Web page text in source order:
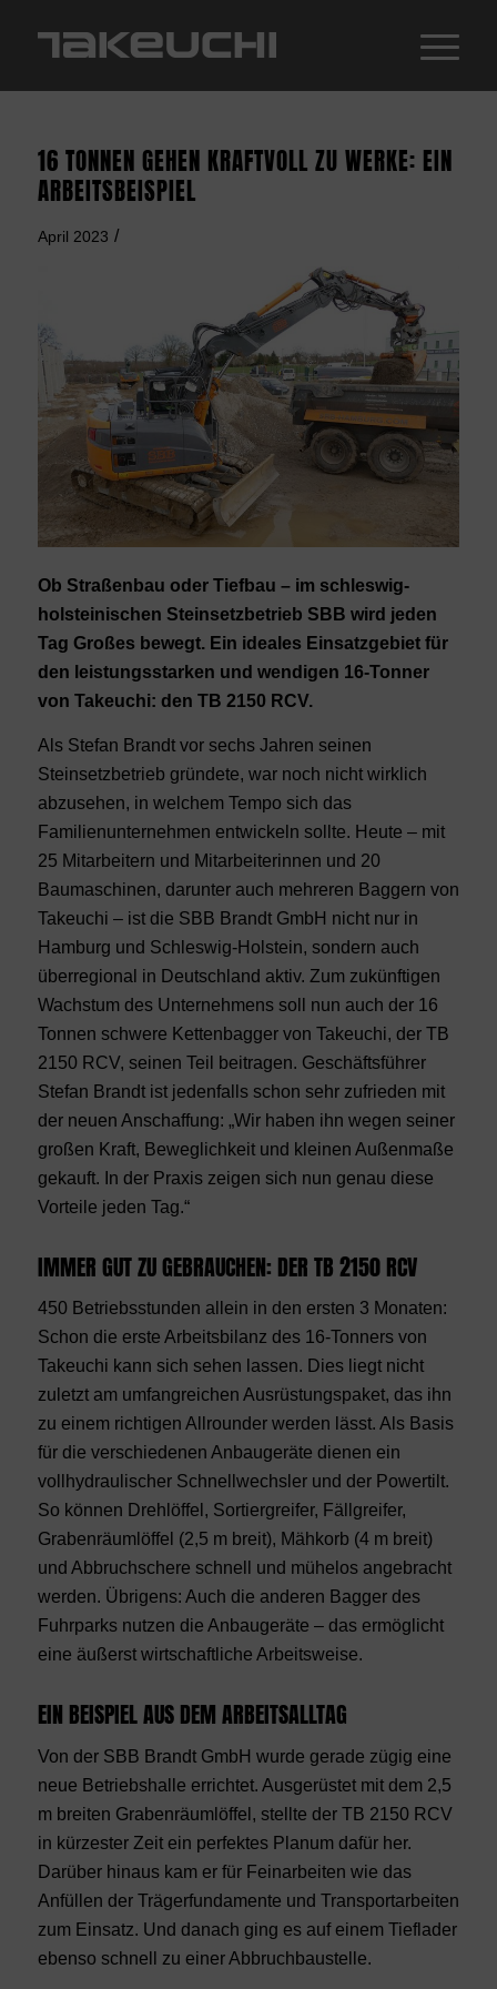
16 TONNEN GEHEN KRAFTVOLL ZU WERKE: EIN
ARBEITSBEISPIEL
April 2023 /
Ob Straßenbau oder Tiefbau – im schleswig-
holsteinischen Steinsetzbetrieb SBB wird jeden
Tag Großes bewegt. Ein ideales Einsatzgebiet für
den leistungsstarken und wendigen 16-Tonner
von Takeuchi: den TB 2150 RCV.
Als Stefan Brandt vor sechs Jahren seinen
Steinsetzbetrieb gründete, war noch nicht wirklich
abzusehen, in welchem Tempo sich das
Familienunternehmen entwickeln sollte. Heute – mit
25 Mitarbeitern und Mitarbeiterinnen und 20
Baumaschinen, darunter auch mehreren Baggern von
Takeuchi – ist die SBB Brandt GmbH nicht nur in
Hamburg und Schleswig-Holstein, sondern auch
überregional in Deutschland aktiv. Zum zukünftigen
Wachstum des Unternehmens soll nun auch der 16
Tonnen schwere Kettenbagger von Takeuchi, der TB
2150 RCV, seinen Teil beitragen. Geschäftsführer
Stefan Brandt ist jedenfalls schon sehr zufrieden mit
der neuen Anschaffung: „Wir haben ihn wegen seiner
großen Kraft, Beweglichkeit und kleinen Außenmaße
gekauft. In der Praxis zeigen sich nun genau diese
Vorteile jeden Tag.“
IMMER GUT ZU GEBRAUCHEN: DER TB 2150 RCV
450 Betriebsstunden allein in den ersten 3 Monaten:
Schon die erste Arbeitsbilanz des 16-Tonners von
Takeuchi kann sich sehen lassen. Dies liegt nicht
zuletzt am umfangreichen Ausrüstungspaket, das ihn
zu einem richtigen Allrounder werden lässt. Als Basis
für die verschiedenen Anbaugeräte dienen ein
vollhydraulischer Schnellwechsler und der Powertilt.
So können Drehlöffel, Sortiergreifer, Fällgreifer,
Grabenräumlöffel (2,5 m breit), Mähkorb (4 m breit)
und Abbruchschere schnell und mühelos angebracht
werden. Übrigens: Auch die anderen Bagger des
Fuhrparks nutzen die Anbaugeräte – das ermöglicht
eine äußerst wirtschaftliche Arbeitsweise.
EIN BEISPIEL AUS DEM ARBEITSALLTAG
Von der SBB Brandt GmbH wurde gerade zügig eine
neue Betriebshalle errichtet. Ausgerüstet mit dem 2,5
m breiten Grabenräumlöffel, stellte der TB 2150 RCV
in kürzester Zeit ein perfektes Planum dafür her.
Darüber hinaus kam er für Feinarbeiten wie das
Anfüllen der Trägerfundamente und Transportarbeiten
zum Einsatz. Und danach ging es auf einem Tieflader
ebenso schnell zu einer Abbruchbaustelle.